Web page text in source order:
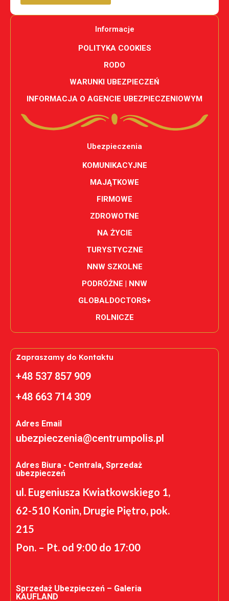
Informacje
POLITYKA COOKIES
RODO
WARUNKI UBEZPIECZEŃ
INFORMACJA O AGENCIE UBEZPIECZENIOWYM
Ubezpieczenia
KOMUNIKACYJNE
MAJĄTKOWE
FIRMOWE
ZDROWOTNE
NA ŻYCIE
TURYSTYCZNE
NNW SZKOLNE
PODRÓŻNE | NNW
GLOBALDOCTORS+
ROLNICZE
Zapraszamy do Kontaktu
+48 537 857 909
+48 663 714 309
Adres Email
ubezpieczenia@centrumpolis.pl
Adres Biura - Centrala, Sprzedaż
ubezpieczeń
ul. Eugeniusza Kwiatkowskiego 1,
62-510 Konin, Drugie Piętro, pok.
215
Pon. – Pt. od 9:00 do 17:00
Sprzedaż Ubezpieczeń – Galeria
KAUFLAND